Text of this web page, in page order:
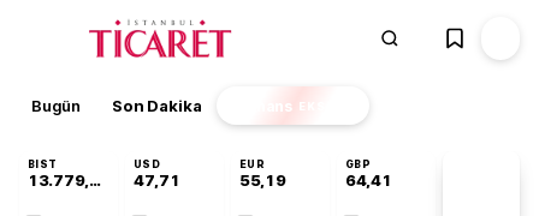
Bugün Son Dakika Finans EKSTRA
BIST
13.779,39
USD
47,71
EUR
55,19
GBP
64,41